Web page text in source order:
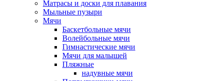
Матрасы и доски для плавания
Мыльные пузыри
Мячи
Баскетбольные мячи
Волейбольные мячи
Гимнастические мячи
Мячи для малышей
Пляжные
надувные мячи